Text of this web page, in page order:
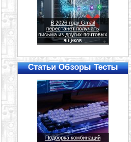
В 2026 году Gmail
перестанет получать
письма из других почтовых
ящиков
Статьи Обзоры Тесты
Подборка комбинаций